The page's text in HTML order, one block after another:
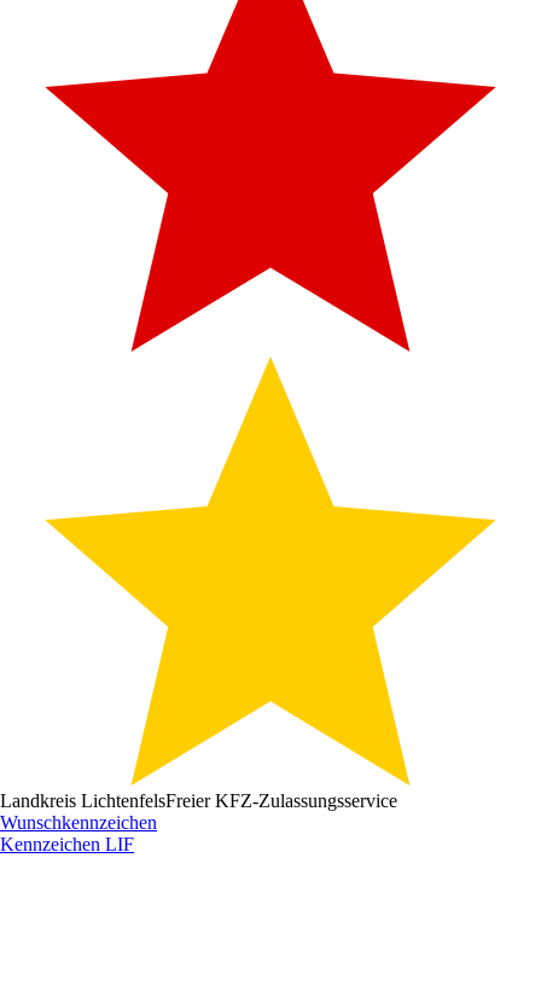
Landkreis LichtenfelsFreier KFZ-Zulassungsservice
Wunschkennzeichen
Kennzeichen LIF